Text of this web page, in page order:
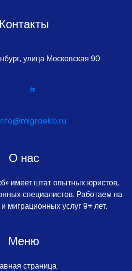
Контакты
улица Московская 90
#
О нас
имеет штат опытных юристов,
специалистов. Работаем на
миграционных услуг 9+ лет.
Меню
страница